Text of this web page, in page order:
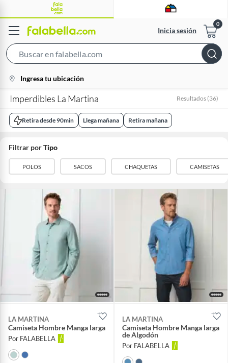
Inicia sesión
Bar
location-
icon
Ingresa tu ubicación
Imperdibles La Martina Resultados (36)
Retira desde 90min Llega mañana Retira mañana
Filtrar porTipo
POLOS SACOS CHAQUETAS CAMISETAS
LA MARTINA
Camiseta Hombre Manga larga
Por FALABELLA
LA MARTINA
Camiseta Hombre Manga larga
de Algodón
Por FALABELLA